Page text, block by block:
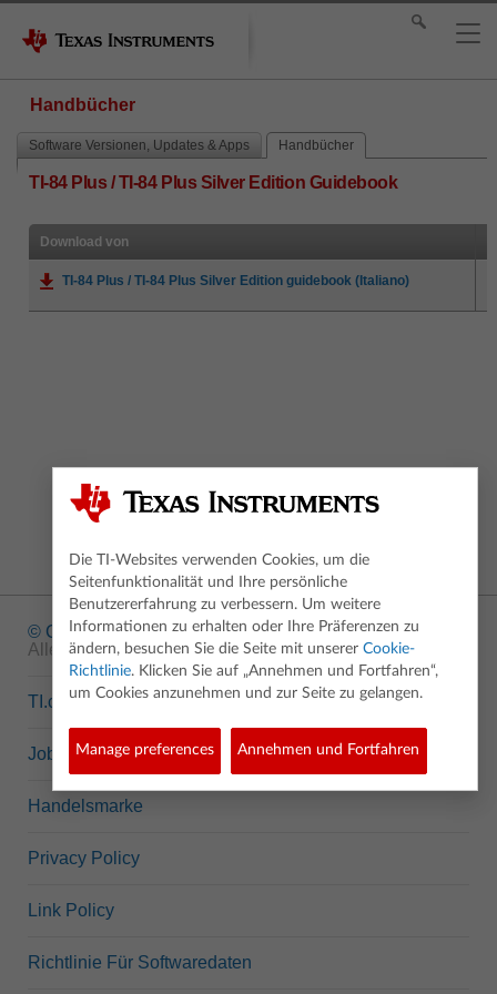
Handbücher
Software Versionen, Updates & Apps Handbücher
TI-84 Plus / TI-84 Plus Silver Edition Guidebook
Download von
TI-84 Plus / TI-84 Plus Silver Edition guidebook (Italiano)
© Copyright1995-2026 Texas Instruments Incorporated.
Alle Rechte vorbehalten.
TI.com
Jobs bei TI
Handelsmarke
Privacy Policy
Link Policy
Richtlinie Für Softwaredaten
Die TI-Websites verwenden Cookies, um die
Seitenfunktionalität und Ihre persönliche
Benutzererfahrung zu verbessern. Um weitere
Informationen zu erhalten oder Ihre Präferenzen zu
ändern, besuchen Sie die Seite mit unserer Cookie-
Richtlinie. Klicken Sie auf „Annehmen und Fortfahren“,
um Cookies anzunehmen und zur Seite zu gelangen.
Manage preferences Annehmen und Fortfahren